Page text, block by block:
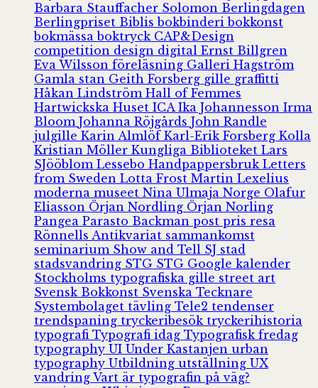
Barbara Stauffacher Solomon Berlingdagen
Berlingpriset Biblisbokbinderibokkonst
bokmässaboktryck CAP&Design
competition design digital Ernst Billgren
Eva Wilsson föreläsning Galleri Hagström
Gamla stan Geith Forsberg gille graffitti
Håkan Lindström Hall of Femmes
Hartwickska Huset ICA Ika Johannesson Irma
Bloom Johanna Röjgårds John Randle
julgille Karin Almlöf Karl-Erik Forsberg Kolla
Kristian Möller Kungliga Biblioteket Lars
SJööblom Lessebo Handpappersbruk Letters
from Sweden Lotta Frost Martin Lexelius
moderna museet Nina Ulmaja Norge Olafur
Eliasson Örjan Nordling Örjan Norling
Pangea Parasto Backman post pris resa
Rönnells Antikvariat sammankomst
seminarium Show and Tell SJ stad
stadsvandring STG STG Google kalender
Stockholms typografiska gille street art
Svensk Bokkonst Svenska Tecknare
Systembolaget tävling Tele2 tendenser
trendspaning tryckeribesök tryckerihistoria
typografi Typografi idag Typografisk fredag
typography UI Under Kastanjen urban
typography Utbildning utställning UX
vandring Vart är typografin på väg?